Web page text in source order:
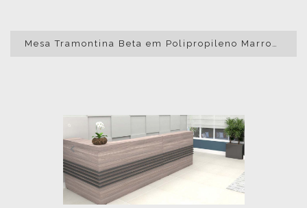
Mesa Tramontina Beta em Polipropileno Marrom com Base em Alumínio Polido